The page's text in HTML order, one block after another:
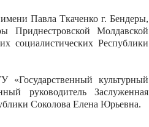
Павла Ткаченко г. Бендеры,
Приднестровской Молдавской
социалистических Республики
«Государственный культурный
руководитель Заслуженная
Соколова Елена Юрьевна.